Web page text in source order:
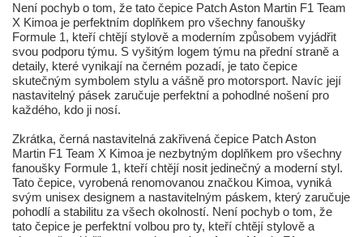
Není pochyb o tom, že tato čepice Patch Aston Martin F1 Team
X Kimoa je perfektním doplňkem pro všechny fanoušky
Formule 1, kteří chtějí stylově a moderním způsobem vyjádřit
svou podporu týmu. S vyšitým logem týmu na přední straně a
detaily, které vynikají na černém pozadí, je tato čepice
skutečným symbolem stylu a vášně pro motorsport. Navíc její
nastavitelný pásek zaručuje perfektní a pohodlné nošení pro
každého, kdo ji nosí.
Zkrátka, černá nastavitelná zakřivená čepice Patch Aston
Martin F1 Team X Kimoa je nezbytným doplňkem pro všechny
fanoušky Formule 1, kteří chtějí nosit jedinečný a moderní styl.
Tato čepice, vyrobená renomovanou značkou Kimoa, vyniká
svým unisex designem a nastavitelným páskem, který zaručuje
pohodlí a stabilitu za všech okolností. Není pochyb o tom, že
tato čepice je perfektní volbou pro ty, kteří chtějí stylově a